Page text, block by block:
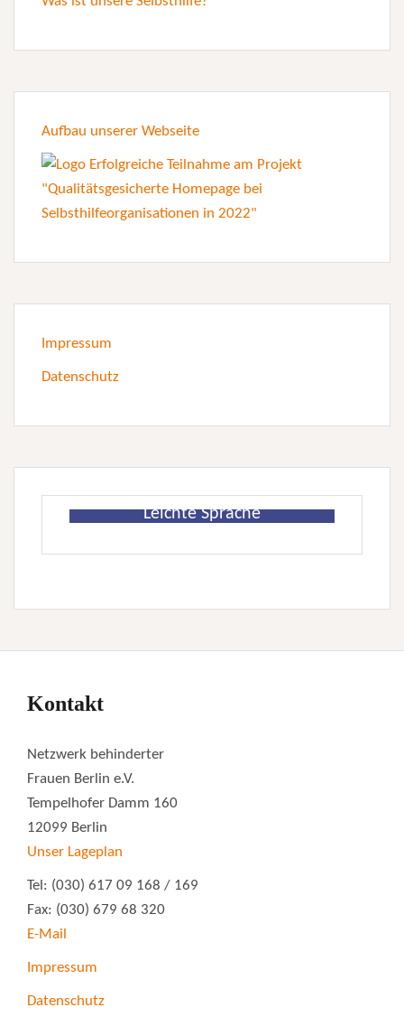
Aufbau unserer Webseite
Impressum
Datenschutz
Leichte Sprache
Kontakt
Netzwerk behinderter
Frauen Berlin e.V.
Tempelhofer Damm 160
12099 Berlin
Unser Lageplan
Tel: (030) 617 09 168 / 169
Fax: (030) 679 68 320
E-Mail
Impressum
Datenschutz